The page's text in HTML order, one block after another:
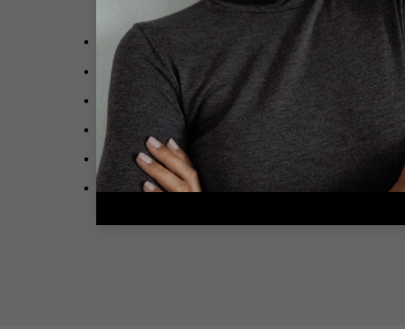
Collier personnalisable en plaqué or 3 microns 18 carats
Le bijou est composé d’une chaîne ornée de petites
Diamètre médaillon: 1 cm
Choisissez la taille souhaitée
: 38, 40, 45, 50 ou 60 cm
Fermoir mousqueton rond
ATTENTION, les bijoux gravés ne sont ni repris, ni